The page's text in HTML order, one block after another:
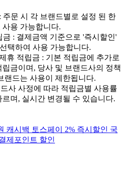
주문 시 각 브랜드별로 설정 된 한
사용 가능합니다.
금 : 결제금액 기준으로 '즉시할인'
택하여 사용 가능합니다.
휴 적립금 : 기본 적립금에 추가로
금이며, 당사 및 브랜드사의 정책
랜드는 사용이 제한됩니다.
사 사정에 따라 적립금별 사용률
르며, 실시간 변경될 수 있습니다.
캐시백 토스페이 2% 즉시할인 국
제포인트 할인